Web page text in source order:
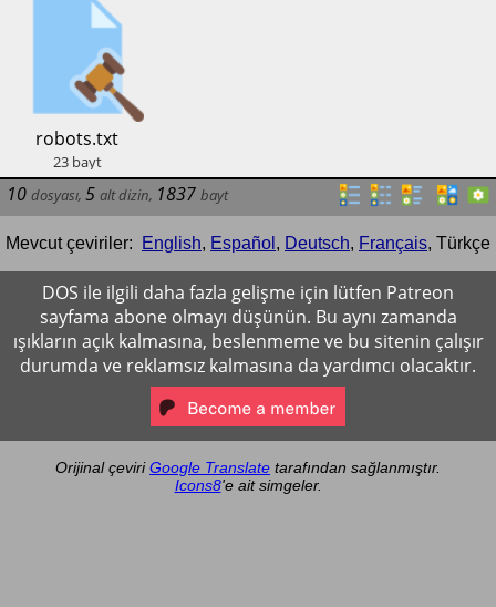
​robots.txt
23 bayt
10 dosyası, 5 alt dizin, 1837 bayt
Mevcut çeviriler: English, Español , Deutsch, Français, Türkçe
DOS ile ilgili daha fazla gelişme için lütfen Patreon
sayfama abone olmayı düşünün. Bu aynı zamanda
ışıkların açık kalmasına, beslenmeme ve bu sitenin çalışır
durumda ve reklamsız kalmasına da yardımcı olacaktır.
Orijinal çeviriGoogle Translate tarafından sağlanmıştır.
Icons8'e ait simgeler.